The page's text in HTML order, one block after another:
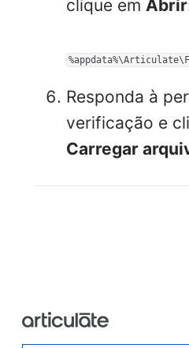
clique em Abrir
Responda à
verificação e
Carregar